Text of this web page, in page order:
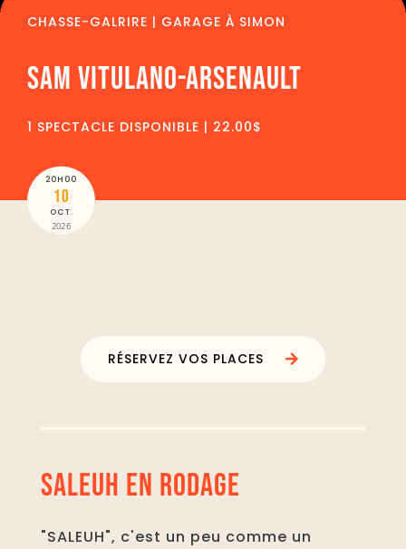
CHASSE-GALRIRE | GARAGE À SIMON
SAM VITULANO-ARSENAULT
1 SPECTACLE DISPONIBLE | 22.00$
20H00
10
OCT.
2026
RÉSERVEZ VOS PLACES
SALEUH EN RODAGE
"SALEUH", c'est un peu comme un